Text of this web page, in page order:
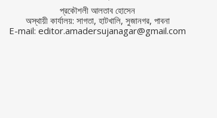
প্রকৌশলী আলতাব হোসেন
অস্থায়ী কার্যালয়: সাগতা, হাটখালি, সুজানগর, পাবনা
E-mail: editor.amadersujanagar@gmail.com